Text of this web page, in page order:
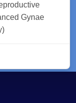
Gynae